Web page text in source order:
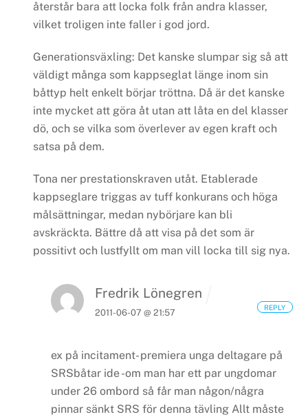
återstår bara att locka folk från andra klasser,
vilket troligen inte faller i god jord.
Generationsväxling: Det kanske slumpar sig så att
väldigt många som kappseglat länge inom sin
båttyp helt enkelt börjar tröttna. Då är det kanske
inte mycket att göra åt utan att låta en del klasser
dö, och se vilka som överlever av egen kraft och
satsa på dem.
Tona ner prestationskraven utåt. Etablerade
kappseglare triggas av tuff konkurans och höga
målsättningar, medan nybörjare kan bli
avskräckta. Bättre då att visa på det som är
possitivt och lustfyllt om man vill locka till sig nya.
Fredrik Lönegren
2011-06-07 @ 21:57
ex på incitament- premiera unga deltagare på
SRSbåtaride -om man har ett par ungdomar
under 26 ombord så får man någon/några
pinnar sänkt SRS för denna tävlingAllt måste
REPLY